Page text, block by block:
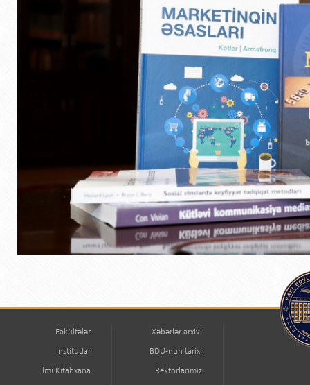
Fakültələr
İnstitutlar
Elmi Kitabxana
Xəbərlər arxivi
BDU-nun tarixi
Rektorlarımız